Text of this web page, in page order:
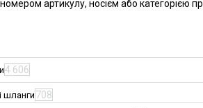
артикулу, носієм або категорією
4 606
шланги 708